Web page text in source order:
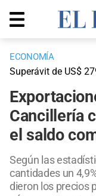
ECONOMÍA
Superávit de US$
Cancillería
el saldo
Según las
cantidades un
dieron los precios